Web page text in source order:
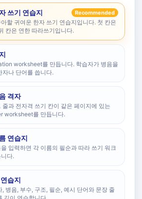
쓰기 연습지 Recommended
할 귀여운 한자 쓰기 연습지입니다. 첫 칸은
칸은 연한 따라쓰기입니다.
worksheet를 만듭니다. 학습자가 병음을
자나 단어를 씁니다.
격자
줄과 전자격 쓰기 칸이 같은 페이지에 있는
worksheet를 만듭니다.
연습지
입력하면 각 이름의 필순과 따라 쓰기 워크
다.
습지
, 병음, 부수, 구조, 필순, 예시 단어와 문장 줄